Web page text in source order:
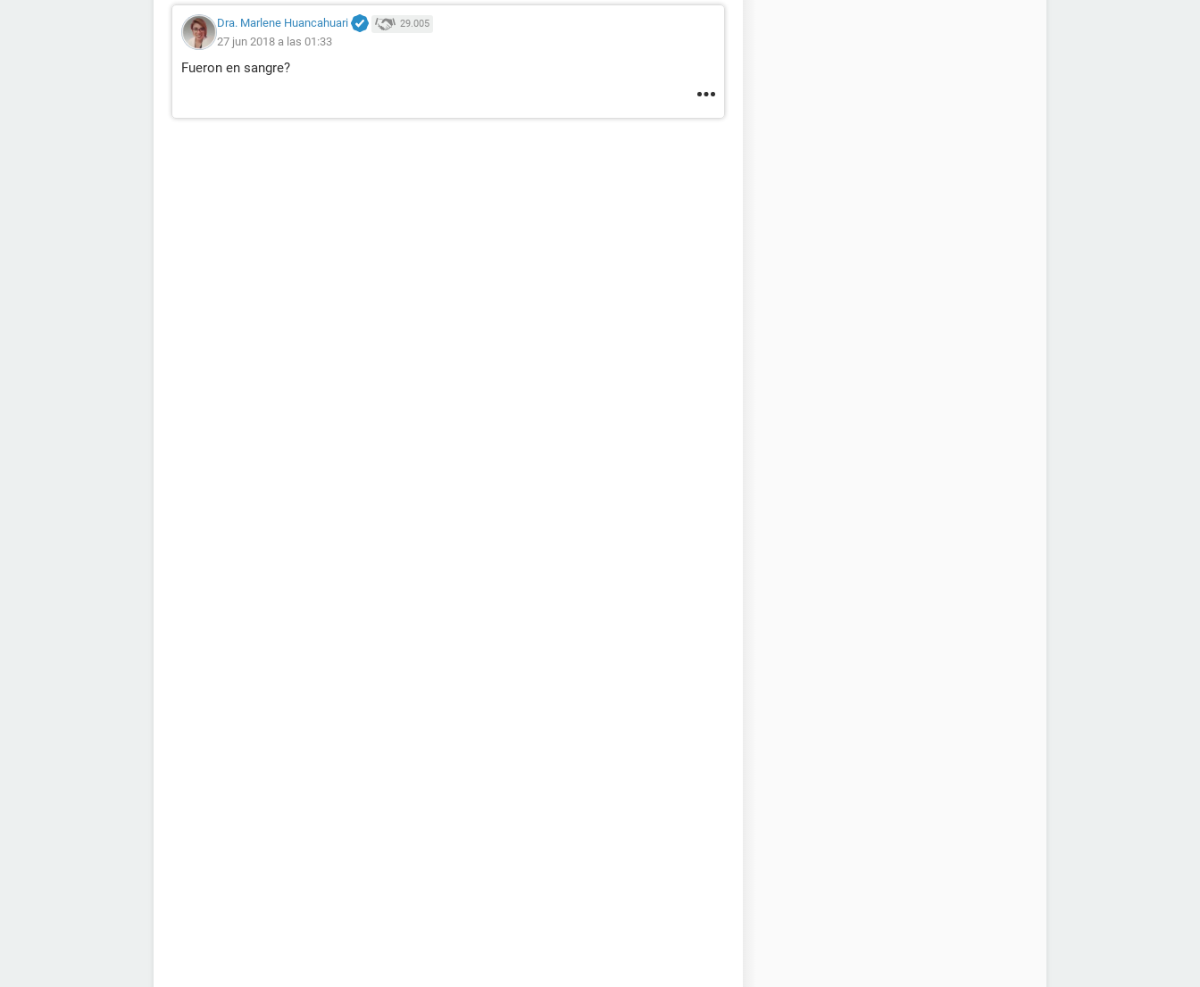
Dra. Marlene Huancahuari 29.005
27 jun 2018 a las 01:33
Fueron en sangre?